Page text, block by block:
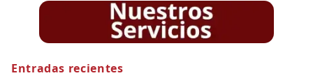
Entradas recientes